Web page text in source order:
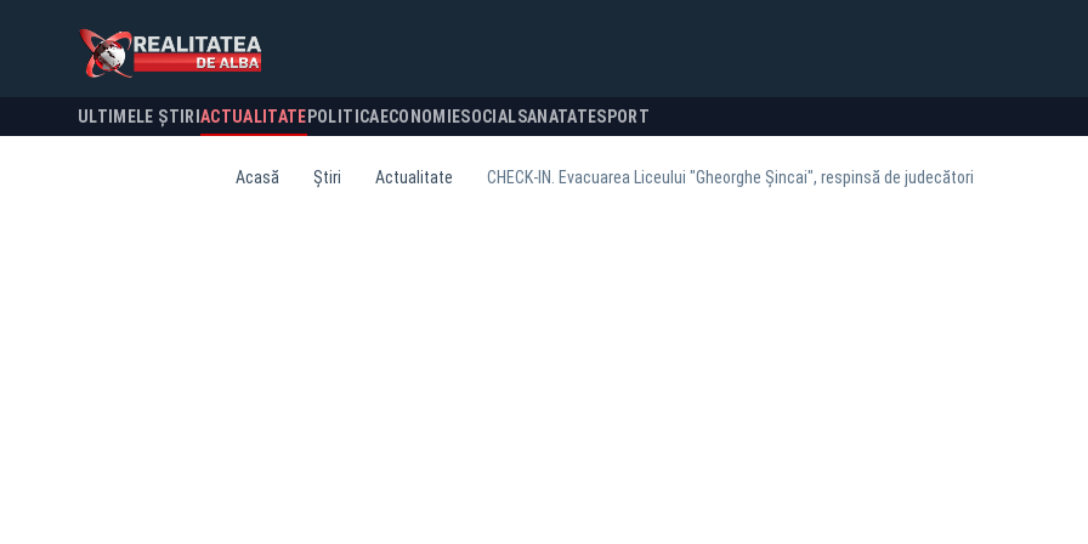
ULTIMELE ȘTIRI ACTUALITATE POLITICA ECONOMIESOCIALSANATATESPORT
Acasă Știri Actualitate CHECK-IN. Evacuarea Liceului "Gheorghe Șincai", respinsă de judecători